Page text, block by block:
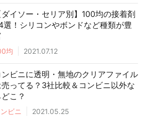
ダイソー・セリア別】100均の接着剤
選！シリコンやボンドなど種類が豊
均 2021.07.12
ンビニに透明・無地のクリアファイル
売ってる？3社比較＆コンビニ以外な
どこ？
ビニ 2021.05.25